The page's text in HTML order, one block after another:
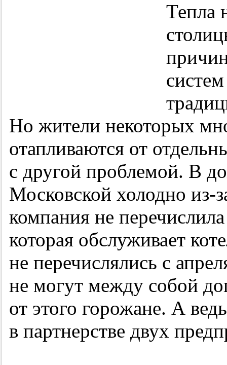
Тепла
Но жители некоторых
отапливаются от
с другой проблемой. В
Московской холодно из-
компания не
которая обслуживает
не перечислялись с
не могут между собой
от этого горожане. А
в партнерстве двух